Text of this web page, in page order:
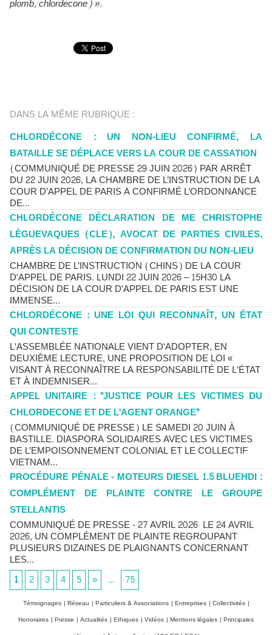
plomb, chlordecone) ».
DANS LA MÊME RUBRIQUE :
CHLORDÉCONE : UN NON-LIEU CONFIRMÉ, LA
BATAILLE SE DÉPLACE VERS LA COUR DE CASSATION
(COMMUNIQUÉ DE PRESSE 29 JUIN 2026) PAR ARRÊT
DU 22 JUIN 2026, LA CHAMBRE DE L’INSTRUCTION DE LA
COUR D’APPEL DE PARIS A CONFIRMÉ L’ORDONNANCE
DE...
CHLORDÉCONE DÉCLARATION DE ME CHRISTOPHE
LÈGUEVAQUES (CLE), AVOCAT DE PARTIES CIVILES,
APRÈS LA DÉCISION DE CONFIRMATION DU NON-LIEU
CHAMBRE DE L’INSTRUCTION (CHINS) DE LA COUR
D'APPEL DE PARIS. LUNDI 22 JUIN 2026 – 15H30 LA
DÉCISION DE LA COUR D'APPEL DE PARIS EST UNE
IMMENSE...
CHLORDÉCONE : UNE LOI QUI RECONNAÎT, UN ÉTAT
QUI CONTESTE
L'ASSEMBLÉE NATIONALE VIENT D'ADOPTER, EN
DEUXIÈME LECTURE, UNE PROPOSITION DE LOI «
VISANT À RECONNAÎTRE LA RESPONSABILITÉ DE L'ÉTAT
ET À INDEMNISER...
APPEL UNITAIRE : "JUSTICE POUR LES VICTIMES DU
CHLORDECONE ET DE L'AGENT ORANGE"
(COMMUNIQUÉ DE PRESSE) LE SAMEDI 20 JUIN À
BASTILLE. DIASPORA SOLIDAIRES AVEC LES VICTIMES
DE L’EMPOISONNEMENT COLONIAL ET LE COLLECTIF
VIETNAM...
PROCÉDURE PÉNALE - MOTEURS DIESEL 1.5 BLUEHDI :
COMPLÉMENT DE PLAINTE CONTRE LE GROUPE
STELLANTIS
COMMUNIQUÉ DE PRESSE - 27 AVRIL 2026 LE 24 AVRIL
2026, UN COMPLÉMENT DE PLAINTE REGROUPANT
PLUSIEURS DIZAINES DE PLAIGNANTS CONCERNANT
LES...
1
2 3 4 5 » ... 75
Témoignages | Réseau | Particuliers & Associations | Entreprises | Collectivités |
Honoraires | Presse | Actualités | Ethiques | Vidéos | Mentions légales | Principales